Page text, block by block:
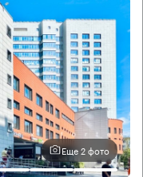
Еще 2 фото